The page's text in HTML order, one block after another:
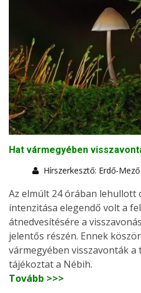
Hat vármegyében
Hírszerkesztő: Erdő-
Az elmúlt 24 órában lehullott
intenzitása elegendő volt a
átnedvesítésére a
jelentős részén. Ennek
vármegyében visszavonták
tájékoztat a Nébih.
Tovább >>>